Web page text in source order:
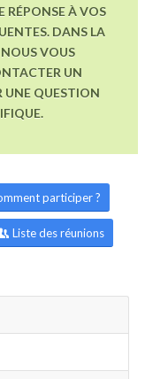
RÉPONSE À VOS
DANS LA
NOUS VOUS
UN
UNE QUESTION
participer ?
Liste des réunions